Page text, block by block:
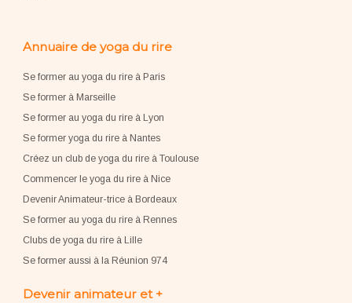
Annuaire de yoga du rire
Se former au yoga du rire à Paris
Se former à Marseille
Se former au yoga du rire à Lyon
Se former yoga du rire à Nantes
Créez un club de yoga du rire à Toulouse
Commencer le yoga du rire à Nice
Devenir Animateur-trice à Bordeaux
Se former au yoga du rire à Rennes
Clubs de yoga du rire à Lille
Se former aussi à la Réunion 974
Devenir animateur et +